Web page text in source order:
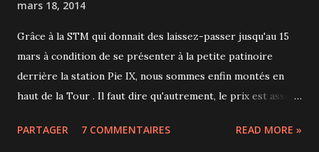
mars 18, 2014
Grâce à la STM qui donnait des laissez-passer jusqu'au 15
mars à condition de se présenter à la petite patinoire
derrière la station Pie IX, nous sommes enfin montés en
haut de la Tour . Il faut dire qu'autrement, le prix est assez
Québec pour 2 minutes d'ascenseur! Le ciel était dégagé et
PARTAGER 7 COMMENTAIRES READ MORE »